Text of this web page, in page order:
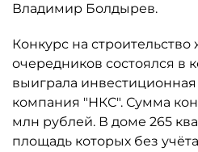
Владимир Болдырев.
Конкурс на
очередников состоялся в
выиграла инвестиционная
компания "НКС". Сумма
млн рублей. В доме 265
площадь которых без